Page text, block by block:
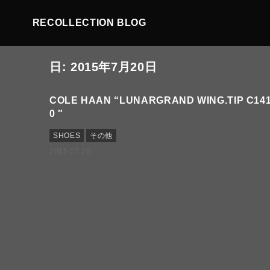
RECOLLECTION BLOG
日: 2015年7月20日
COLE HAAN “LUNARGRAND WING.TIP
0 ″
SHOES
その他